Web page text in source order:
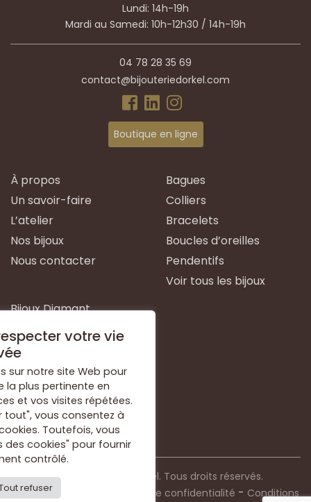
Lundi: 14h-19h
Mardi au Samedi: 10h-12h30 / 14h-19h
04 78 28 35 69
contact@bijouteriedorkel.com
Boutique en ligne
À propos
Un savoir-faire
L’atelier
Nos bijoux
Nous contacter
Bagues
Colliers
Bracelets
Boucles d’oreilles
Pendentifs
Voir tous les bijoux
Bijoux Diamant
Bijoux Emeraude
Bijoux Or Blanc
Bijoux Or Jaune
Bijoux Argent
Voir tous les types de
bijoux
© 2021 Bijouterie Dorkel. Tous droits réservés.
Mentions légales
Politique de confidentialité - Conditions
votre vie
sur notre site Web pour
la plus pertinente en
et vos visites répétées.
tout", vous consentez à
Toutefois, vous
des cookies" pour fournir
contrôlé.
refuser